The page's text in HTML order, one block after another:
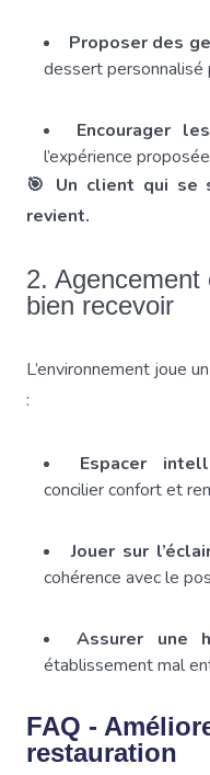
Proposer des
dessert personnalisé
Encourager
l’expérience
🎯 Un client qui se
revient.
2. Agencement
bien recevoir
L’environnement joue
:
Espacer
concilier confort et
Jouer sur
cohérence avec le
Assurer une
établissement mal
FAQ -
restauration